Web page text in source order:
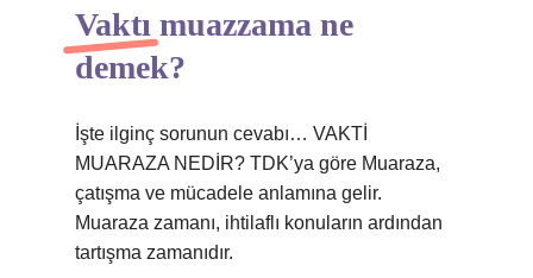
Vaktı muazzama ne
demek?
İşte ilginç sorunun cevabı… VAKTİ
MUARAZA NEDİR? TDK’ya göre Muaraza,
çatışma ve mücadele anlamına gelir.
Muaraza zamanı, ihtilaflı konuların ardından
tartışma zamanıdır.